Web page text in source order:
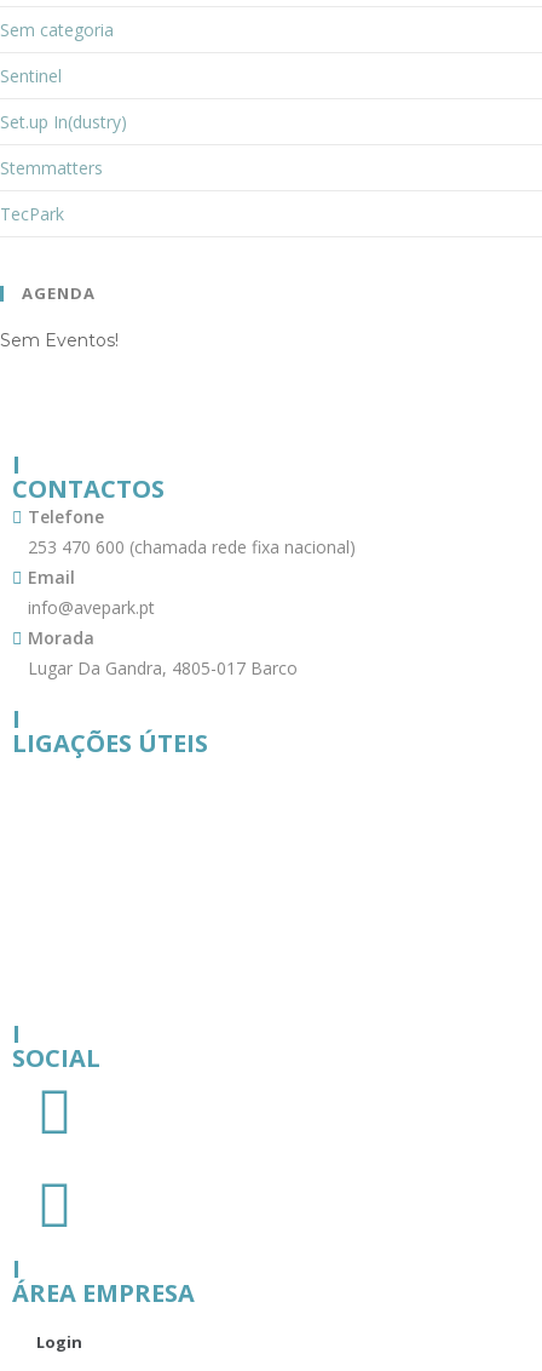
Sem categoria
Sentinel
Set.up In(dustry)
Stemmatters
TecPark
AGENDA
Sem Eventos!
I
CONTACTOS
Telefone
253 470 600 (chamada rede fixa nacional)
Email
info@avepark.pt
Morada
Lugar Da Gandra, 4805-017 Barco
I
LIGAÇÕES ÚTEIS
I
SOCIAL
I
ÁREA EMPRESA
Login